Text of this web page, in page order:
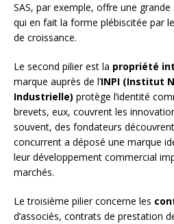
SAS, par exemple, offre une
qui en fait la forme plébiscitée par
de croissance.
Le second pilier est la propriété
marque auprès de l’INPI (Institut
Industrielle) protège l’identité
brevets, eux, couvrent les
souvent, des fondateurs
concurrent a déposé une marque
leur développement commercial
marchés.
Le troisième pilier concerne les
d’associés, contrats de prestation